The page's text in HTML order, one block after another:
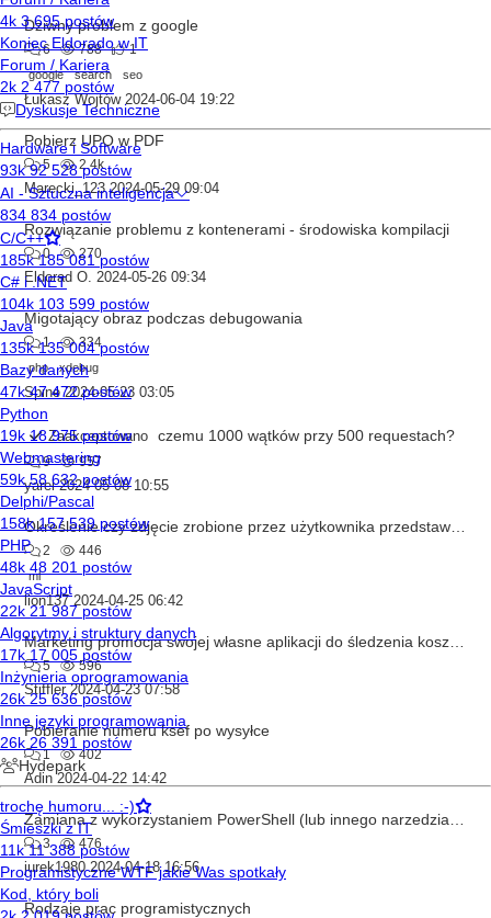
Dziwny problem z google
6 788
1
google
search seo
Łukasz Wojtów 2024-06-04 19:22
Pobierz UPO w PDF
5 2.4k
Marecki_123 2024-05-29 09:04
Rozwiązanie problemu z kontenerami - środowiska kompilacji
0 270
Eldorad O. 2024-05-26 09:34
Migotający obraz podczas debugowania
1
334
php
xdebug
Spine 2024-05-23 03:05
Zaakceptowano czemu 1000 wątków przy 500 requestach?
9 957
yarel 2024-05-08 10:55
2
446
ml
lion137 2024-04-25 06:42
5 596
Stiffler 2024-04-23 07:58
Pobieranie numeru ksef po wysyłce
1 402
Adin 2024-04-22 14:42
3 476
jurek1980 2024-04-18 16:56
Rodzaje prac programistycznych